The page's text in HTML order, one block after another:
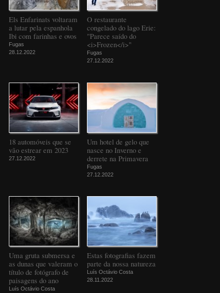
Els Enfarinats voltaram
a lutar pela espanhola
Ibi com farinhas e ovos
Fugas
28.12.2022
O restaurante
congelado do lago Erie:
"Parece saído do
<i>Frozen</i>"
Fugas
27.12.2022
18 automóveis que se
vão estrear em 2023
27.12.2022
Um hotel de gelo que
nasce no Inverno e
derrete na Primavera
Fugas
27.12.2022
Uma gruta submersa e
as dunas que valeram o
título de fotógrafo de
paisagens do ano
Luís Octávio Costa
Estas fotografias fazem
parte da nossa natureza
Luís Octávio Costa
28.11.2022